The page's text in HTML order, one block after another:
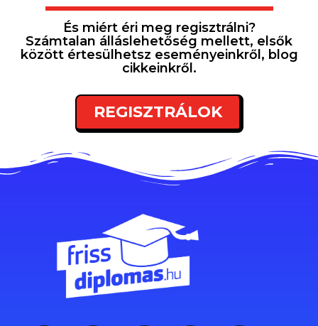
És miért éri meg regisztrálni?
Számtalan álláslehetőség mellett, elsők
között értesülhetsz eseményeinkről, blog
cikkeinkről.
REGISZTRÁLOK